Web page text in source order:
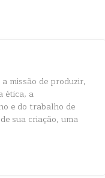
missão de produzir,
ética, a
e do trabalho de
sua criação, uma